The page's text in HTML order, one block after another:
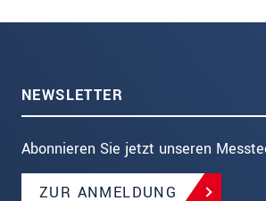
NEWSLETTER
Abonnieren Sie jetzt unseren
ZUR ANMELDUNG